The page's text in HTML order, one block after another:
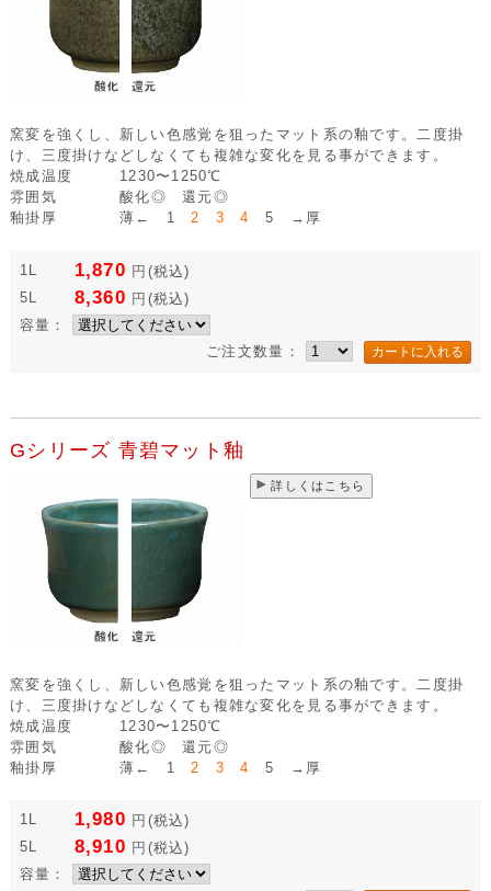
窯変を強くし、新しい色感覚を狙ったマット系の釉です。二度掛
け、三度掛けなどしなくても複雑な変化を見る事ができます。
焼成温度
1230〜1250℃
雰囲気
酸化◎ 還元◎
釉掛厚
薄← 12 3 4 5 →厚
1L 1,870 円 (税込)
5L
8,360 円 (税込)
容量：
ご注文数量：
Gシリーズ 青碧マット釉
詳しくはこちら
窯変を強くし、新しい色感覚を狙ったマット系の釉です。二度掛
け、三度掛けなどしなくても複雑な変化を見る事ができます。
焼成温度
1230〜1250℃
雰囲気
酸化◎ 還元◎
釉掛厚
薄← 1 2 3 4 5 →厚
1L 1,980 円 (税込)
5L
8,910 円 (税込)
容量：